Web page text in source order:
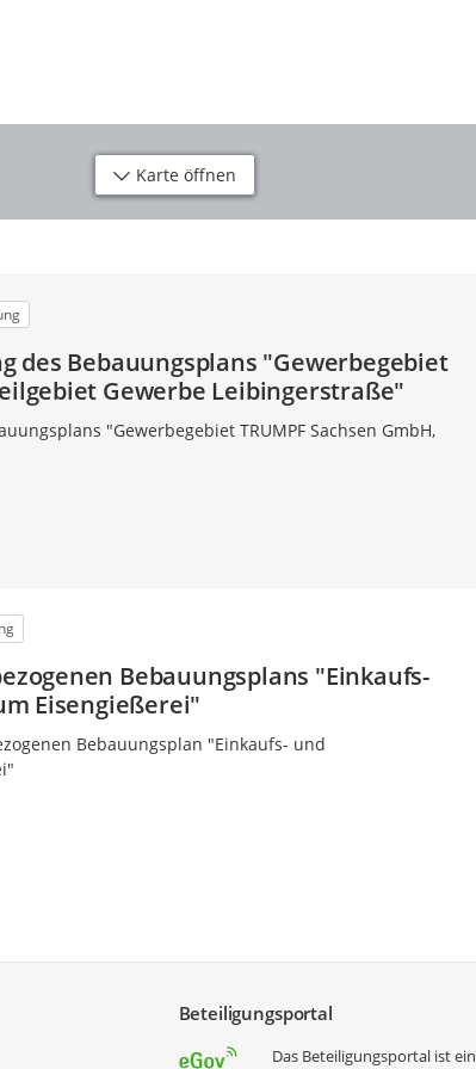
Karte öffnen
des Bebauungsplans "Gewerbegebiet
Gewerbe Leibingerstraße"
"Gewerbegebiet TRUMPF Sachsen GmbH,
Bebauungsplans "Einkaufs-
Eisengießerei"
Bebauungsplan "Einkaufs- und
Beteiligungsportal
Das Beteiligungsportal ist ein